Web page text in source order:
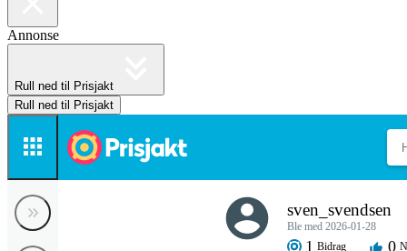
Annonse
Rull ned til Prisjakt
Rull ned til Prisjakt
sven_svendsen
Ble med 2026-01-28
1 Bidrag 0